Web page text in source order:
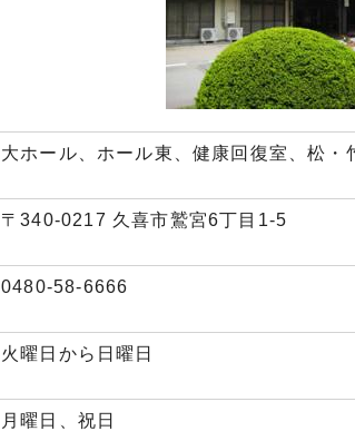
大ホール、ホール東、健康回復室、松
〒340-0217 久喜市鷲宮6丁目1-5
0480-58-6666
火曜日から日曜日
月曜日、祝日